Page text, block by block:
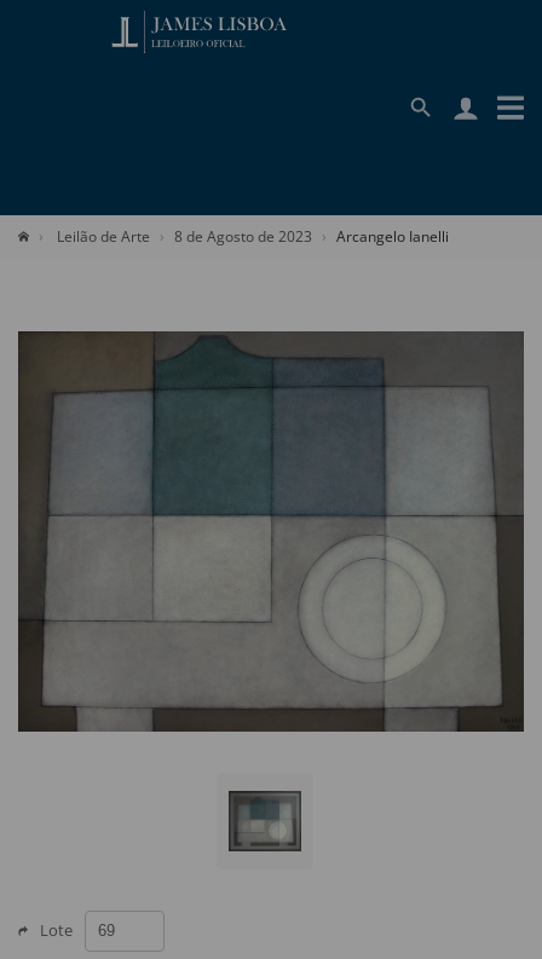
Leilão de Arte 8 de Agosto de 2023 Arcangelo Ianelli
Lote